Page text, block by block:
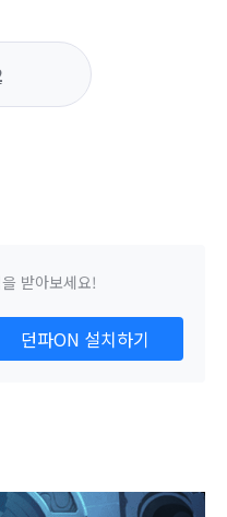
받아보세요!
던파ON 설치하기